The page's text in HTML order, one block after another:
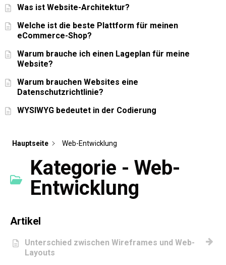
Was ist Website-Architektur?
Welche ist die beste Plattform für meinen
eCommerce-Shop?
Warum brauche ich einen Lageplan für meine
Website?
Warum brauchen Websites eine
Datenschutzrichtlinie?
WYSIWYG bedeutet in der Codierung
Hauptseite Web-Entwicklung
Kategorie - Web-
Entwicklung
Artikel
Unterschied zwischen Wireframes und Web-
Layouts